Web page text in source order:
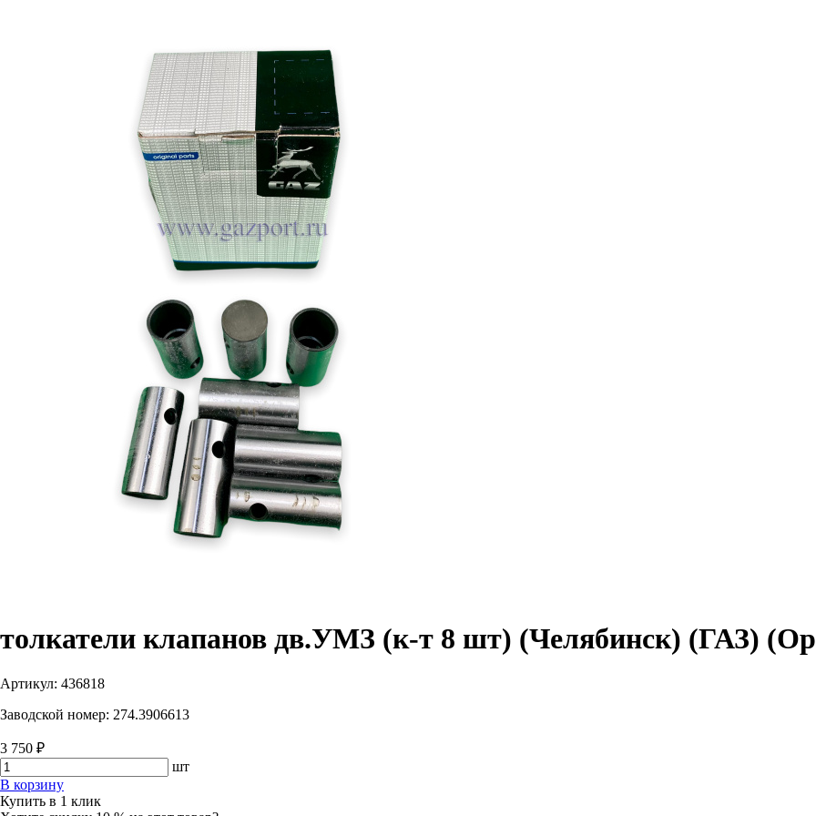
толкатели клапанов дв.УМЗ (к-т 8 шт) (Челябинск) (ГАЗ)
Артикул: 436818
Заводской номер: 274.3906613
3 750 ₽
шт
В корзину
Купить в 1 клик